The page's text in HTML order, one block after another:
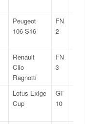
Peugeot
106 S16
FN
2
Renault
Clio
Ragnotti
FN
3
Lotus Exige
Cup
GT
10